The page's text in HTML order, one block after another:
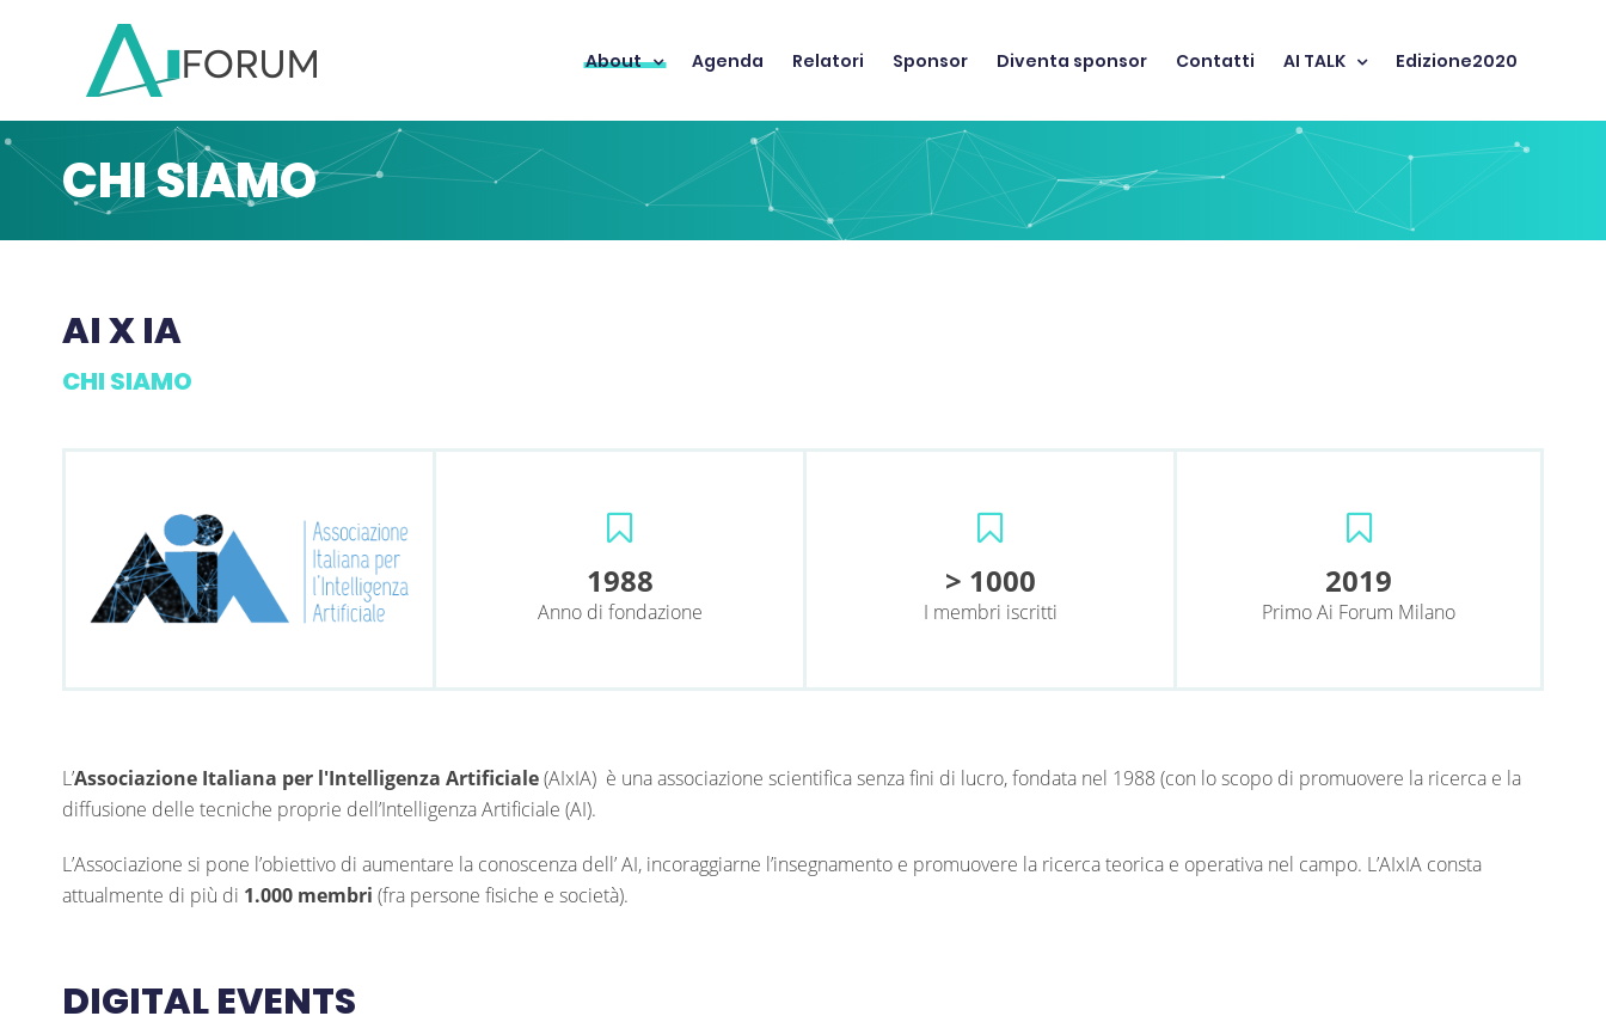
About Agenda Relatori Sponsor Diventa sponsor Contatti AI TALK Edizione2020
CHI SIAMO
AI X IA
CHI SIAMO
1988
Anno di fondazione
> 1000
I membri iscritti
2019
Primo Ai Forum Milano
L’Associazione Italiana per l'Intelligenza Artificiale(AIxIA) è una associazione scientifica senza fini di lucro, fondata nel 1988 (con lo scopo di promuovere la ricerca e la
diffusione delle tecniche proprie dell’Intelligenza Artificiale (AI).
L’Associazione si pone l’obiettivo di aumentare la conoscenza dell’ AI, incoraggiarne l’insegnamento e promuovere la ricerca teorica e operativa nel campo. L’AIxIA consta
attualmente di più di 1.000 membri (fra persone fisiche e società).
DIGITAL EVENTS